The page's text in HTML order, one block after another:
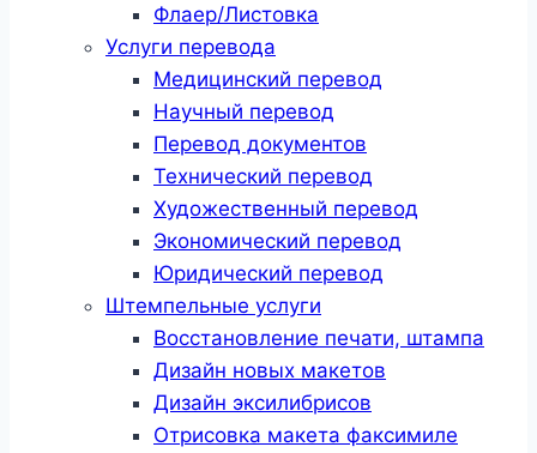
Флаер/Листовка
Услуги перевода
Медицинский перевод
Научный перевод
Перевод документов
Технический перевод
Художественный перевод
Экономический перевод
Юридический перевод
Штемпельные услуги
Восстановление печати, штампа
Дизайн новых макетов
Дизайн эксилибрисов
Отрисовка макета факсимиле